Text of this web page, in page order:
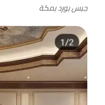
جبس بورد بمكة